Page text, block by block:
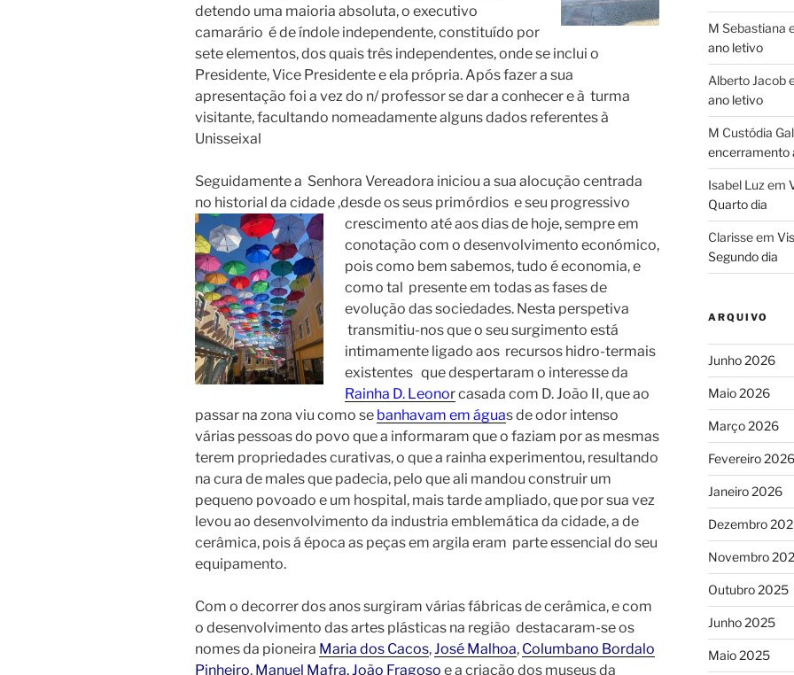
detendo uma maioria absoluta, o executivo
camarário é de índole independente, constituído por
sete elementos, dos quais três independentes, onde se inclui o
Presidente, Vice Presidente e ela própria. Após fazer a sua
apresentação foi a vez do n/ professor se dar a conhecer e à turma
visitante, facultando nomeadamente alguns dados referentes à
Unisseixal
Seguidamente a Senhora Vereadora iniciou a sua alocução centrada
no historial da cidade ,desde os seus primórdios e seu progressivo
crescimento até aos dias de hoje,sempre em
conotação com o desenvolvimento económico,
pois como bem sabemos, tudo é economia, e
como tal presente em todas as fases de
evolução das sociedades. Nesta perspetiva
transmitiu-nos que o seu surgimento está
intimamente ligado aos recursos hidro-termais
existentes que despertaram o interesse da
Rainha D. Leonorcasada com D. João II, que ao
passar na zona viu como se banhavam em águas de odor intenso
várias pessoas do povo que a informaram que o faziam por as mesmas
terem propriedades curativas, o que a rainha experimentou, resultando
na cura de males que padecia, pelo que ali mandou construir um
pequeno povoado e um hospital, mais tarde ampliado, que por sua vez
levou ao desenvolvimento da industria emblemática da cidade, a de
cerâmica, pois á época as peças em argila eram parte essencial do seu
equipamento.
Com o decorrer dos anos surgiram várias fábricas de cerâmica, e com
o desenvolvimento das artes plásticas na região destacaram-se os
nomes da pioneira Maria dos Cacos,José Malhoa, Columbano Bordalo
Pinheiro, Manuel Mafra,João Fragoso e a criação dos museus da
M Sebastiana
ano letivo
Alberto Jacob
ano letivo
M Custódia
encerramento
Isabel Luz em
Quarto dia
Clarisseem
Segundo dia
ARQUIVO
Junho 2026
Maio 2026
Março 2026
Fevereiro 2026
Janeiro 2026
Dezembro
Novembro
Outubro 2025
Junho 2025
Maio 2025